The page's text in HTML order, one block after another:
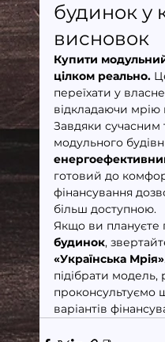
будинок у
висновок
Купити
цілком реально.
переїхати у
відкладаючи мрію
Завдяки сучасним
модульного
готовий до
фінансування
більш доступною.
Якщо ви плануєте
будинок,
«Українська Мрія»
підібрати модель,
варіантів